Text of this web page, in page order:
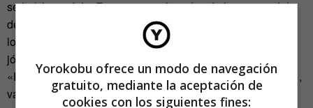
se había perdido. En esta ocasión, además han aprendido
de la historia de su región las diferencias que existen entre
los distintos tipos de sones, o que es lo mismo, ahora son
jóvenes conscientes de la tradición sonora de su estado.
«Existen los de Tierracaliente, en los que más se zapatea»,
va explicando Reyes lo que sabe por michoacana y por la
Yorokobu ofrece un modo de navegación
gratuito, mediante la aceptación de
cookies con los siguientes fines: